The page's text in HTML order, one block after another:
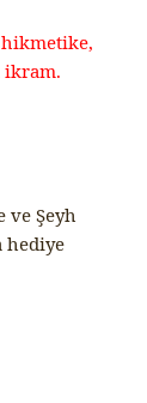
ikram.
ve Şeyh
hediye